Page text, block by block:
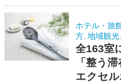
ホテル・旅
方, 地域観光
全163室
「整う
エクセ